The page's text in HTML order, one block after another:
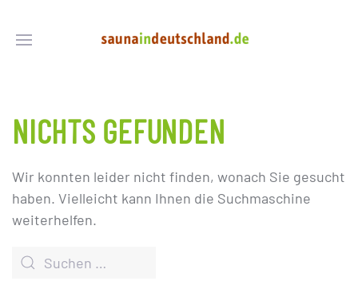
NICHTS GEFUNDEN
Wir konnten leider nicht finden, wonach Sie gesucht
haben. Vielleicht kann Ihnen die Suchmaschine
weiterhelfen.